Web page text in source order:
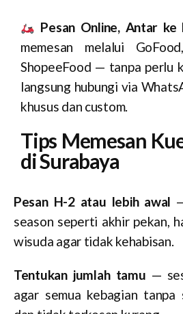
Pesan Online, Antar ke
memesan melalui
ShopeeFood — tanpa perlu
langsung hubungi via
khusus dan custom.
Tips Memesan
di Surabaya
Pesan H-2 atau lebih awal
season seperti akhir pekan,
wisuda agar tidak kehabisan.
Tentukan jumlah tamu —
agar semua kebagian